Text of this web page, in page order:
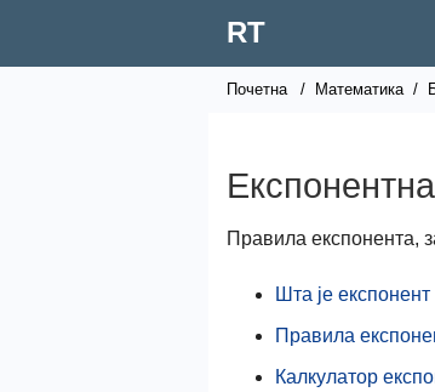
RT
Почетна / Математика /
Правила експонента,
Шта је експонент
Правила
Калкулатор